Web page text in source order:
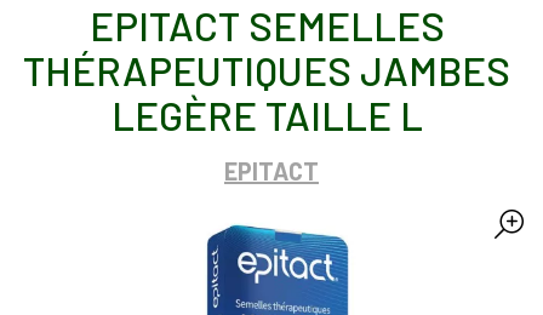
EPITACT SEMELLES
THÉRAPEUTIQUES JAMBES
LEGÈRE TAILLE L
EPITACT